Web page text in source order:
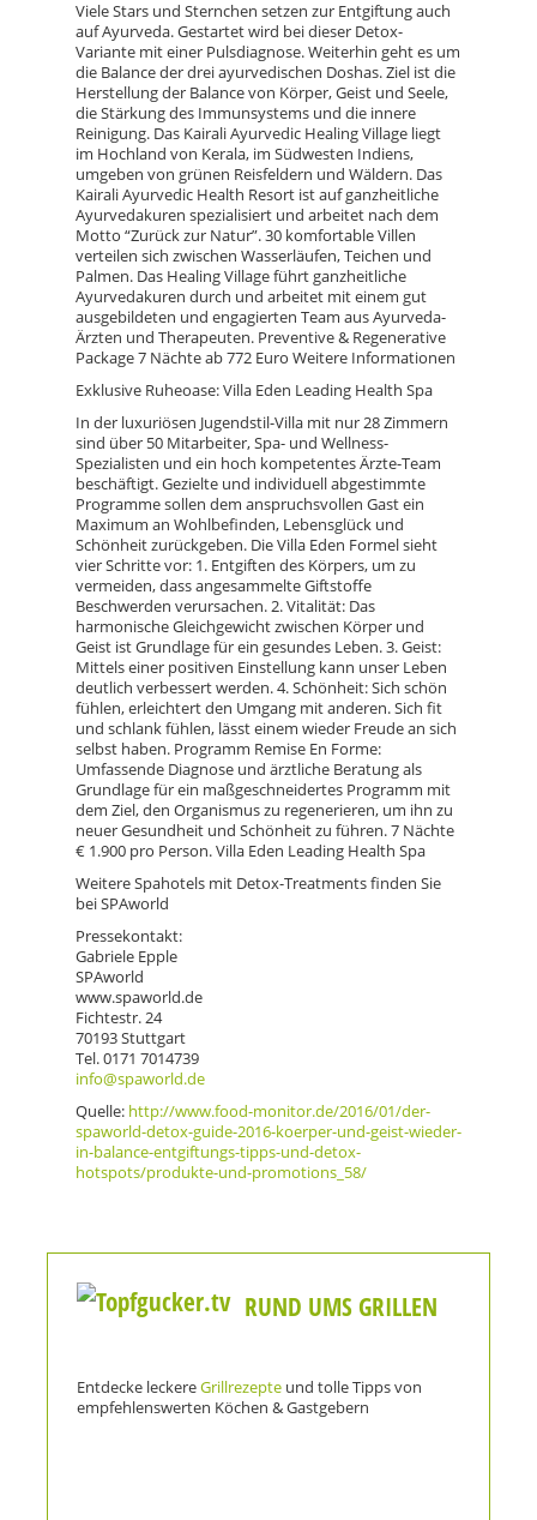
Viele Stars und Sternchen setzen zur Entgiftung auch
auf Ayurveda. Gestartet wird bei dieser Detox-
Variante mit einer Pulsdiagnose. Weiterhin geht es um
die Balance der drei ayurvedischen Doshas. Ziel ist die
Herstellung der Balance von Körper, Geist und Seele,
die Stärkung des Immunsystems und die innere
Reinigung. Das Kairali Ayurvedic Healing Village liegt
im Hochland von Kerala, im Südwesten Indiens,
umgeben von grünen Reisfeldern und Wäldern. Das
Kairali Ayurvedic Health Resort ist auf ganzheitliche
Ayurvedakuren spezialisiert und arbeitet nach dem
Motto “Zurück zur Natur”. 30 komfortable Villen
verteilen sich zwischen Wasserläufen, Teichen und
Palmen. Das Healing Village führt ganzheitliche
Ayurvedakuren durch und arbeitet mit einem gut
ausgebildeten und engagierten Team aus Ayurveda-
Ärzten und Therapeuten. Preventive & Regenerative
Package 7 Nächte ab 772 Euro Weitere Informationen
Exklusive Ruheoase: Villa Eden Leading Health Spa
In der luxuriösen Jugendstil-Villa mit nur 28 Zimmern
sind über 50 Mitarbeiter, Spa- und Wellness-
Spezialisten und ein hoch kompetentes Ärzte-Team
beschäftigt. Gezielte und individuell abgestimmte
Programme sollen dem anspruchsvollen Gast ein
Maximum an Wohlbefinden, Lebensglück und
Schönheit zurückgeben. Die Villa Eden Formel sieht
vier Schritte vor: 1. Entgiften des Körpers, um zu
vermeiden, dass angesammelte Giftstoffe
Beschwerden verursachen. 2. Vitalität: Das
harmonische Gleichgewicht zwischen Körper und
Geist ist Grundlage für ein gesundes Leben. 3. Geist:
Mittels einer positiven Einstellung kann unser Leben
deutlich verbessert werden. 4. Schönheit: Sich schön
fühlen, erleichtert den Umgang mit anderen. Sich fit
und schlank fühlen, lässt einem wieder Freude an sich
selbst haben. Programm Remise En Forme:
Umfassende Diagnose und ärztliche Beratung als
Grundlage für ein maßgeschneidertes Programm mit
dem Ziel, den Organismus zu regenerieren, um ihn zu
neuer Gesundheit und Schönheit zu führen. 7 Nächte
€ 1.900 pro Person. Villa Eden Leading Health Spa
Weitere Spahotels mit Detox-Treatments finden Sie
bei SPAworld
Pressekontakt:
Gabriele Epple
SPAworld
www.spaworld.de
Fichtestr. 24
70193 Stuttgart
Tel. 0171 7014739
info@spaworld.de
Quelle: http://www.food-monitor.de/2016/01/der-
spaworld-detox-guide-2016-koerper-und-geist-wieder-
in-balance-entgiftungs-tipps-und-detox-
hotspots/produkte-und-promotions_58/
RUND UMS GRILLEN
Entdecke leckereGrillrezepte und tolle Tipps von
empfehlenswerten Köchen & Gastgebern